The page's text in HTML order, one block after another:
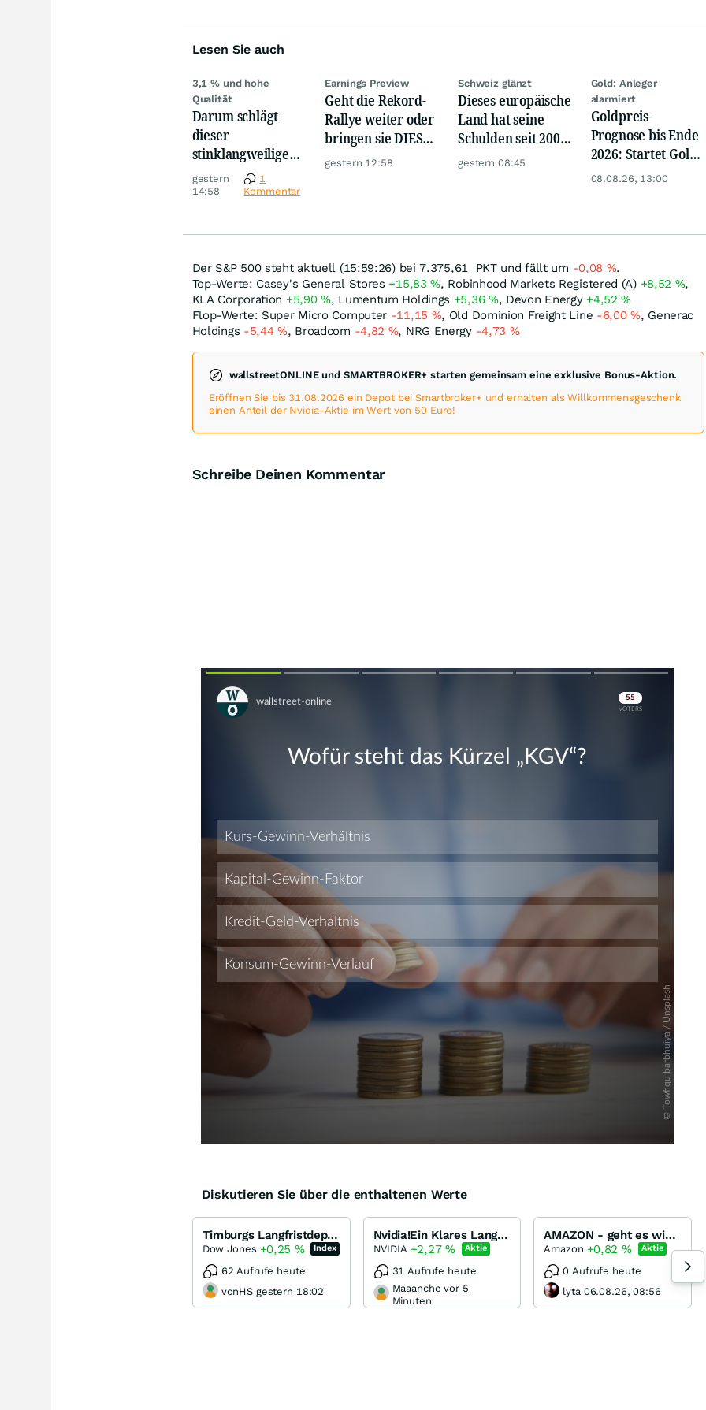
Lesen Sie auch
3,1 % und hohe
Qualität
Darum schlägt
dieser
stinklangweilige
Dividenden-ETF
jetzt Tech- und KI-
gestern
14:58
1
Kommentar
Earnings Preview
Geht die Rekord-
Rallye weiter oder
bringen sie DIESE
Werte jetzt zu Fall?
gestern 12:58
Schweiz glänzt
Dieses europäische
Land hat seine
Schulden seit 2002
versiebenfacht
gestern 08:45
Gold: Anleger
alarmiert
Goldpreis-
Prognose bis Ende
2026: Startet Gold
jetzt eine neue
08.08.26, 13:00
Der S&P 500 steht aktuell (15:59:26) bei 7.375,61 PKTund fällt um -0,08 %.
Top-Werte: Casey's General Stores +15,83%, Robinhood Markets Registered (A) +8,52 %,
KLA Corporation +5,90%, Lumentum Holdings +5,36 %, Devon Energy +4,52%
Flop-Werte: Super Micro Computer -11,15 %, Old Dominion Freight Line -6,00%, Generac
Holdings -5,44%, Broadcom -4,82 %, NRG Energy -4,73 %
wallstreetONLINE und SMARTBROKER+ starten gemeinsam eine exklusive Bonus-Aktion.
Eröffnen Sie bis 31.08.2026 ein Depot bei Smartbroker+ und erhalten als Willkommensgeschenk
einen Anteil der Nvidia-Aktie im Wert von 50 Euro!
Schreibe Deinen Kommentar
Skip
Skip
Diskutieren Sie über die enthaltenen Werte
Timburgs Langfristdepot - Start 2012
Dow Jones +0,25 % Index
62 Aufrufe heute
vonHS gestern 18:02
Nvidia!Ein Klares Langfristinvestment!
NVIDIA +2,27 % Aktie
31 Aufrufe heute
Maaanche vor 5
Minuten
AMAZON - geht es wieder aufwärts?
Amazon +0,82 % Aktie
0 Aufrufe heute
lyta 06.08.26, 08:56